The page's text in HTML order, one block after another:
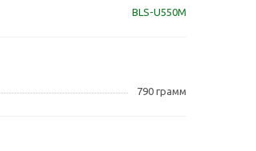
BLS-U550M
790 грамм